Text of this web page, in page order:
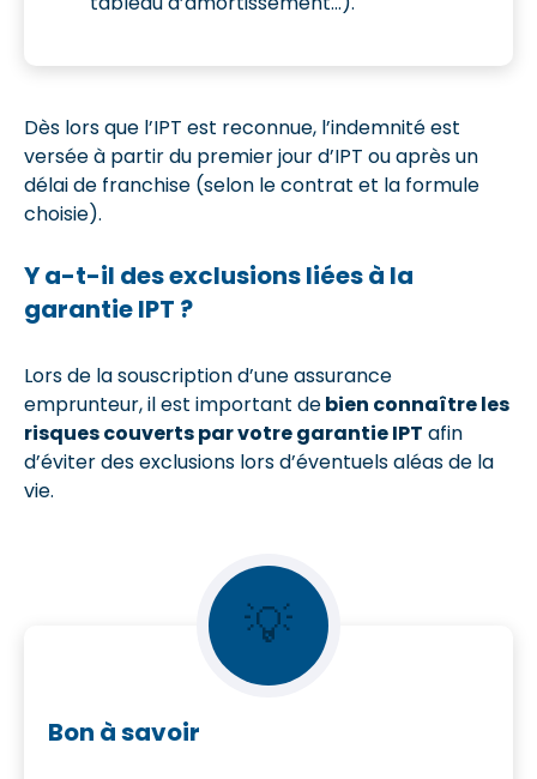
Dès lors que l’IPT est reconnue, l’indemnité est
versée à partir du premier jour d’IPT ou après un
délai de franchise (selon le contrat et la formule
choisie).
Y a-t-il des exclusions liées à la
garantie IPT ?
Lors de la souscription d’une assurance
emprunteur, il est important debien connaître les
risques couverts par votre garantie IPT afin
d’éviter des exclusions lors d’éventuels aléas de la
vie.
💡
Bon à savoir